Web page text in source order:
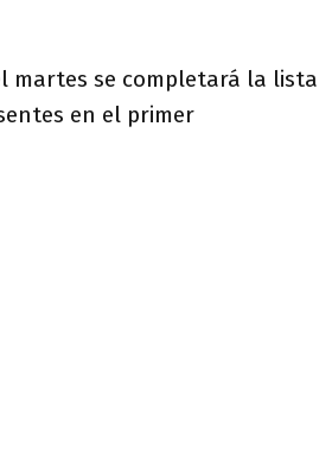
martes se completará la lista
en el primer